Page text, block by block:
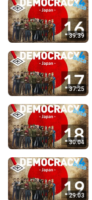
39:39
37:25
30:04
29:03